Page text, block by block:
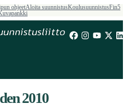
ohjeetAloita suunnistusKoulusuunnistusFin5
2010